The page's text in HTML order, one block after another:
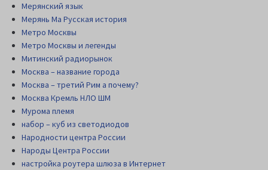
Мерянский язык
Мерянь Ма Русская история
Метро Москвы
Метро Москвы и легенды
Митинский радиорынок
Москва – название города
Москва – третий Рим а почему?
Москва Кремль НЛО ШМ
Мурома племя
набор – куб из светодиодов
Народности центра России
Народы Центра России
настройка роутера шлюза в Интернет